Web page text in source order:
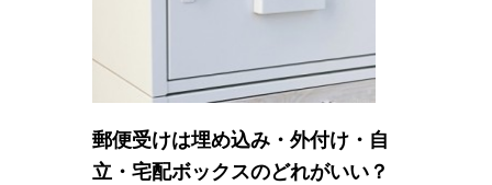
郵便受けは埋め込み・外付け・自
立・宅配ボックスのどれがいい？